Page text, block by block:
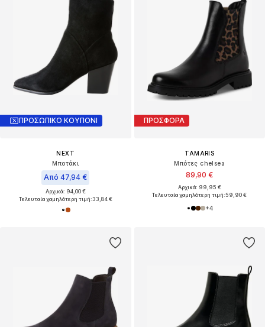
ΠΡΟΣΩΠΙΚΟ ΚΟΥΠΟΝΙ
NEXT
Μποτάκι
Από 47,94 €
Αρχικά: 94,00 €
Τελευταία χαμηλότερη τιμή:33,84 €
ΠΡΟΣΦΟΡΑ
TAMARIS
Μπότες chelsea
89,90 €
Αρχικά: 99,95 €
Τελευταία χαμηλότερη τιμή:59,90 €
+4